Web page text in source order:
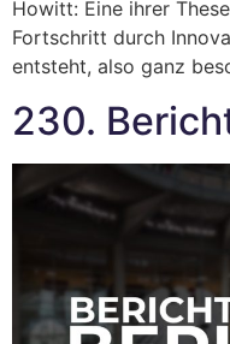
Howitt: Eine ihrer
Fortschritt durch
entsteht, also ganz
230.